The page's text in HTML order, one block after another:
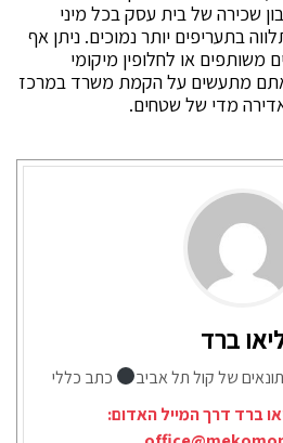
שכירה של בית עסק בכל מיני
בתעריפים יותר נמוכים. ניתן אף
או לחלופין מיקומי
אתם מתעשים על הקמת משרד במרכז
מדי של שטחים.
ברד
של קול תל אביב
כתב כללי
ברד דרך המייל האדום: